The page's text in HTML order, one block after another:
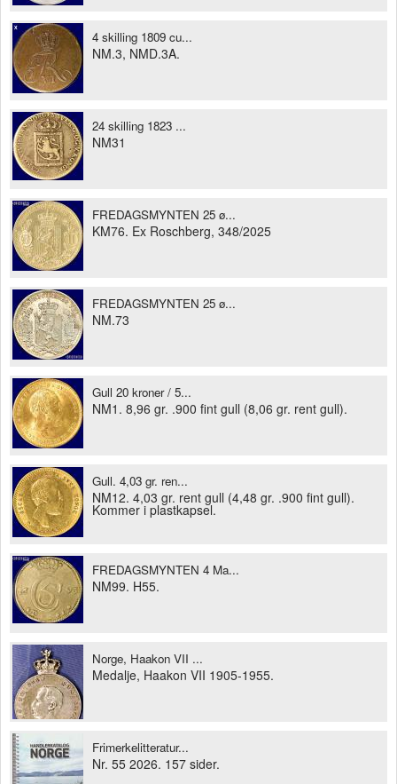
4 skilling 1809 cu...
NM.3, NMD.3A.
24 skilling 1823 ...
NM31
FREDAGSMYNTEN 25 ø...
KM76. Ex Roschberg, 348/2025
FREDAGSMYNTEN 25 ø...
NM.73
Gull 20 kroner / 5...
NM1. 8,96 gr. .900 fint gull (8,06 gr. rent gull).
Gull. 4,03 gr. ren...
NM12. 4,03 gr. rent gull (4,48 gr. .900 fint gull).
Kommer i plastkapsel.
FREDAGSMYNTEN 4 Ma...
NM99. H55.
Norge, Haakon VII ...
Medalje, Haakon VII 1905-1955.
Frimerkelitteratur...
Nr. 55 2026. 157 sider.